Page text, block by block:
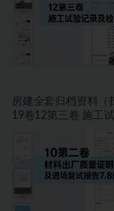
房建全套归档资料（
19卷12第三卷 施工